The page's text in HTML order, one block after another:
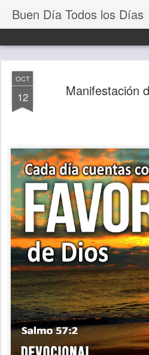
Buen Día Todos los Días
OCT
12 Manifestación